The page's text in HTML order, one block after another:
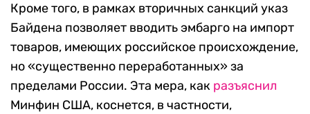
Кроме того, в рамках вторичных санкций указ
Байдена позволяет вводить эмбарго на импорт
товаров, имеющих российское происхождение,
но «существенно переработанных» за
пределами России. Эта мера, как разъяснил
Минфин США, коснется, в частности,